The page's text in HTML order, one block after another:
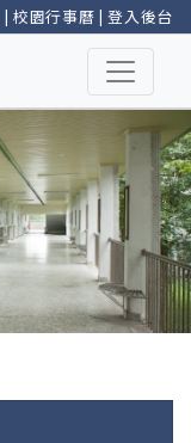
| 校園行事曆 |登入後台